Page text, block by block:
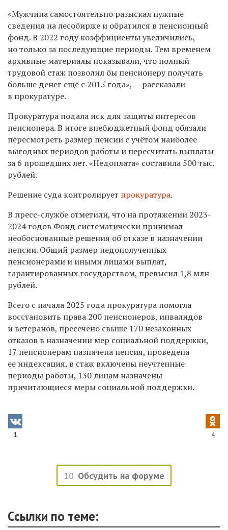
«Мужчина самостоятельно разыскал нужные
сведения на лесобирже и обратился в пенсионный
фонд. В 2022 году коэффициенты увеличились,
но только за последующие периоды. Тем временем
архивные материалы показывали, что полный
трудовой стаж позволил бы пенсионеру получать
больше денег ещё с 2015 года», — рассказали
в прокуратуре.
Прокуратура подала иск для защиты интересов
пенсионера. В итоге внебюджетный фонд обязали
пересмотреть размер пенсии с учётом наиболее
выгодных периодов работы и пересчитать выплаты
за 6 прошедших лет. «Недоплата» составила 500 тыс.
рублей.
Решение суда контролирует прокуратура.
В пресс-службе отметили, что на протяжении 2023-
2024 годов Фонд систематически принимал
необоснованные решения об отказе в назначении
пенсии. Общий размер недополученных
пенсионерами и иными лицами выплат,
гарантированных государством, превысил 1,8 млн
рублей.
Всего с начала 2025 года прокуратура помогла
восстановить права 200 пенсионеров, инвалидов
и ветеранов, пресечено свыше 170 незаконных
отказов в назначении мер социальной поддержки,
17 пенсионерам назначена пенсия, проведена
ее индексация, в стаж включены неучтенные
периоды работы, 130 лицам назначены
причитающиеся меры социальной поддержки.
1 4
10 Обсудить на форуме
Ссылки по теме: